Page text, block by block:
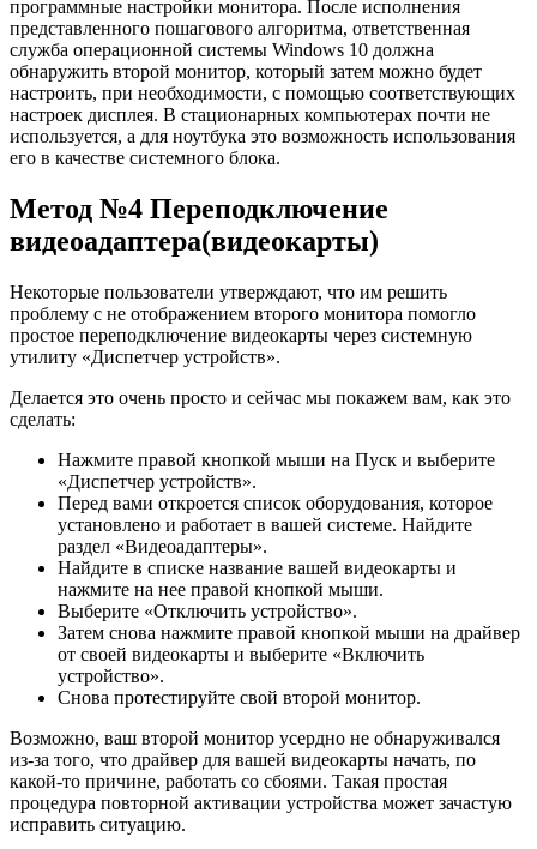
программные настройки монитора. После исполнения
представленного пошагового алгоритма, ответственная
служба операционной системы Windows 10 должна
обнаружить второй монитор, который затем можно будет
настроить, при необходимости, с помощью соответствующих
настроек дисплея. В стационарных компьютерах почти не
используется, а для ноутбука это возможность использования
его в качестве системного блока.
Метод №4 Переподключение
видеоадаптера(видеокарты)
Некоторые пользователи утверждают, что им решить
проблему с не отображением второго монитора помогло
простое переподключение видеокарты через системную
утилиту «Диспетчер устройств».
Делается это очень просто и сейчас мы покажем вам, как это
сделать:
Нажмите правой кнопкой мыши на Пуск и выберите
«Диспетчер устройств».
Перед вами откроется список оборудования, которое
установлено и работает в вашей системе. Найдите
раздел «Видеоадаптеры».
Найдите в списке название вашей видеокарты и
нажмите на нее правой кнопкой мыши.
Выберите «Отключить устройство».
Затем снова нажмите правой кнопкой мыши на драйвер
от своей видеокарты и выберите «Включить
устройство».
Снова протестируйте свой второй монитор.
Возможно, ваш второй монитор усердно не обнаруживался
из-за того, что драйвер для вашей видеокарты начать, по
какой-то причине, работать со сбоями. Такая простая
процедура повторной активации устройства может зачастую
исправить ситуацию.